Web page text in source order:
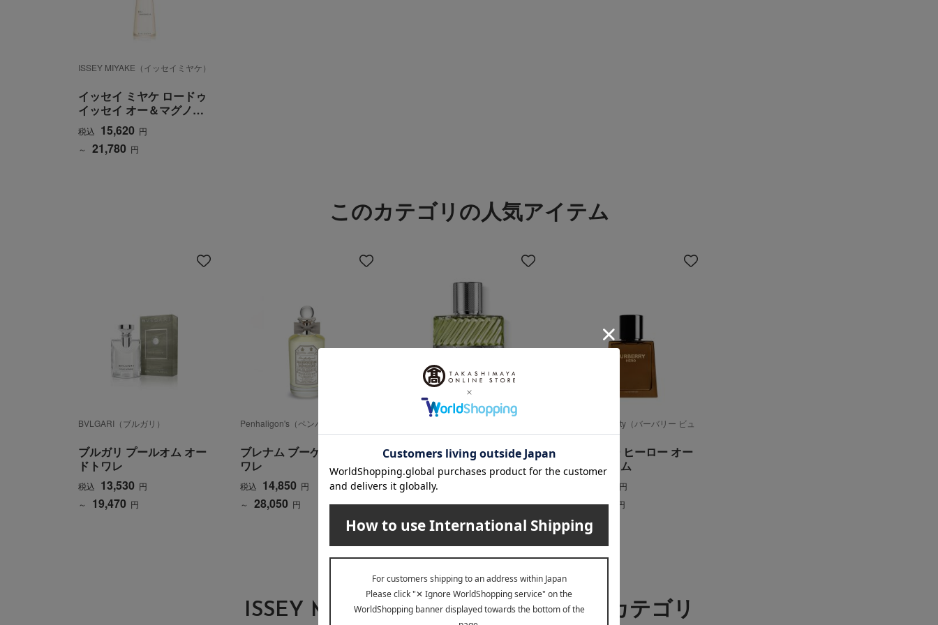
ISSEY MIYAKE（イッセイミヤケ）
イッセイ ミヤケ ロードゥ
イッセイ オー＆マグノリ
ア オードトワレ インテン
ス
税込 15,620 円
～ 21,780 円
このカテゴリの人気アイテム
BVLGARI（ブルガリ）
ブルガリ プールオム オー
ドトワレ
税込 13,530 円
～
19,470 円
Penhaligon's（ペンハリガン）
ブレナム ブーケ オードト
ワレ
税込 14,850 円
～
28,050 円
オー ソバージュ オードゥ
トワレ
税込 13,640
～ 18,480 円
Burberry Beauty（バーバリー ビュ
ーティ）
バーバリー ヒーロー オー
ドパルファム
円
～ 25,410 円
ISSEY MIYAKE（イッセイミヤケ）のカテゴリ